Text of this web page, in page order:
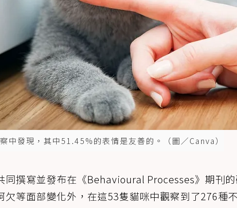
中發現，其中51.45%的表情是友善的。（圖／Canva）
同撰寫並發布在《Behavioural Processes》期刊
欠等面部變化外，在這53隻貓咪中觀察到了276種